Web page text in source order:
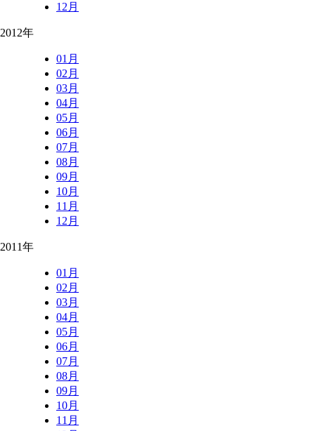
12月
2012年
01月
02月
03月
04月
05月
06月
07月
08月
09月
10月
11月
12月
2011年
01月
02月
03月
04月
05月
06月
07月
08月
09月
10月
11月